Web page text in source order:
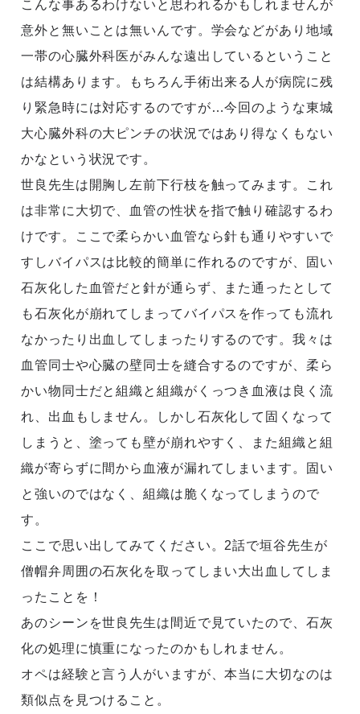
こんな事あるわけないと思われるかもしれませんが
意外と無いことは無いんです。学会などがあり地域
一帯の心臓外科医がみんな遠出しているということ
は結構あります。もちろん手術出来る人が病院に残
り緊急時には対応するのですが…今回のような東城
大心臓外科の大ピンチの状況ではあり得なくもない
かなという状況です。
世良先生は開胸し左前下行枝を触ってみます。これ
は非常に大切で、血管の性状を指で触り確認するわ
けです。ここで柔らかい血管なら針も通りやすいで
すしバイパスは比較的簡単に作れるのですが、固い
石灰化した血管だと針が通らず、また通ったとして
も石灰化が崩れてしまってバイパスを作っても流れ
なかったり出血してしまったりするのです。我々は
血管同士や心臓の壁同士を縫合するのですが、柔ら
かい物同士だと組織と組織がくっつき血液は良く流
れ、出血もしません。しかし石灰化して固くなって
しまうと、塗っても壁が崩れやすく、また組織と組
織が寄らずに間から血液が漏れてしまいます。固い
と強いのではなく、組織は脆くなってしまうので
す。
ここで思い出してみてください。2話で垣谷先生が
僧帽弁周囲の石灰化を取ってしまい大出血してしま
ったことを！
あのシーンを世良先生は間近で見ていたので、石灰
化の処理に慎重になったのかもしれません。
オペは経験と言う人がいますが、本当に大切なのは
類似点を見つけること。